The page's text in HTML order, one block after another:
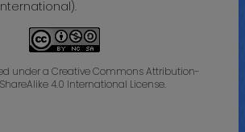
under a Creative Commons Attribution-
4.0 International License.